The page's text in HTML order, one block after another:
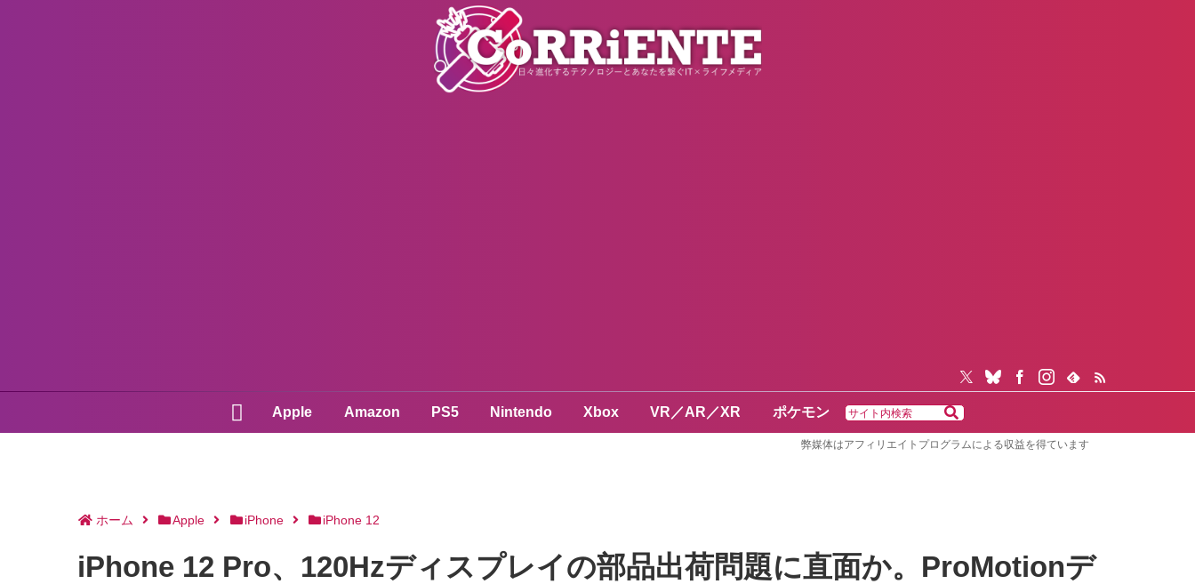
Apple Amazon PS5 Nintendo Xbox VR／AR／XR ポケモン
弊媒体はアフィリエイトプログラムによる収益を得ています
ホーム Apple iPhone iPhone 12
iPhone 12 Pro、120Hzディスプレイの部品出荷問題に直面か。ProMotionデ